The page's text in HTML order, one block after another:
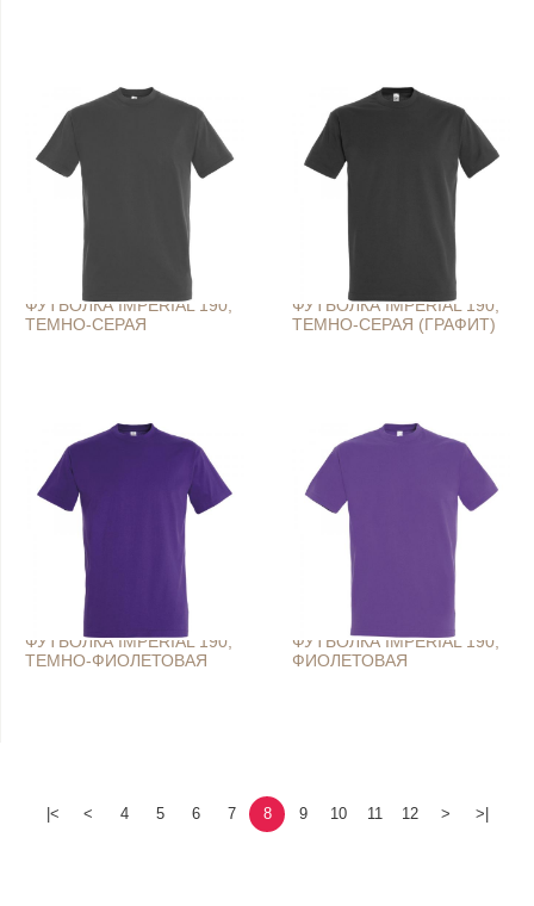
ФУТБОЛКА IMPERIAL 190,
ТЕМНО-СЕРАЯ
ФУТБОЛКА IMPERIAL 190,
ТЕМНО-СЕРАЯ (ГРАФИТ)
ФУТБОЛКА IMPERIAL 190,
ТЕМНО-ФИОЛЕТОВАЯ
ФУТБОЛКА IMPERIAL 190,
ФИОЛЕТОВАЯ
|< < 4 5 6 7 8 9 10 11 12 > >|